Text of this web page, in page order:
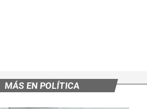
MÁS EN POLÍTICA